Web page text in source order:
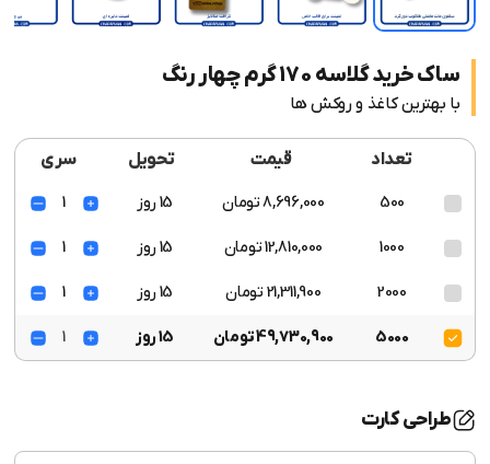
ساک خرید گلاسه 170 گرم چهار رنگ
با بهترین کاغذ و روکش ها
تعداد قیمت تحویل سری
500 8,696,000 تومان 15 روز 1
1000 12,810,000 تومان 15 روز 1
2000 21,311,900 تومان 15 روز 1
5000 49,730,900 تومان 15 روز 1
طراحی کارت